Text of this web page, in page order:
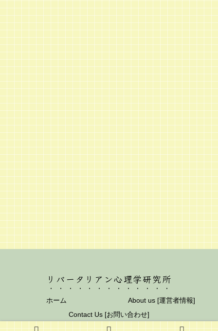
リバータリアン心理学研究所
ホーム
About us [運営者情報]
Contact Us [お問い合わせ]